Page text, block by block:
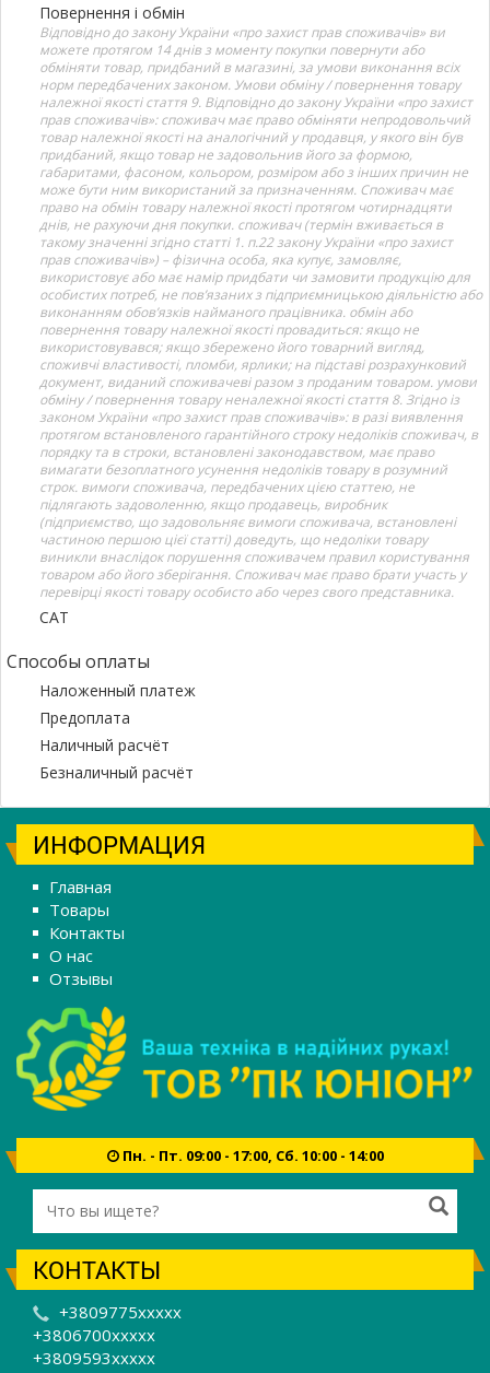
Повернення і обмін
Відповідно до закону України «про захист прав споживачів» ви
можете протягом 14 днів з моменту покупки повернути або
обміняти товар, придбаний в магазині, за умови виконання всіх
норм передбачених законом. Умови обміну / повернення товару
належної якості стаття 9. Відповідно до закону України «про захист
прав споживачів»: споживач має право обміняти непродовольчий
товар належної якості на аналогічний у продавця, у якого він був
придбаний, якщо товар не задовольнив його за формою,
габаритами, фасоном, кольором, розміром або з інших причин не
може бути ним використаний за призначенням. Споживач має
право на обмін товару належної якості протягом чотирнадцяти
днів, не рахуючи дня покупки. споживач (термін вживається в
такому значенні згідно статті 1. п.22 закону України «про захист
прав споживачів») – фізична особа, яка купує, замовляє,
використовує або має намір придбати чи замовити продукцію для
особистих потреб, не пов’язаних з підприємницькою діяльністю або
виконанням обов’язків найманого працівника. обмін або
повернення товару належної якості провадиться: якщо не
використовувався; якщо збережено його товарний вигляд,
споживчі властивості, пломби, ярлики; на підставі розрахунковий
документ, виданий споживачеві разом з проданим товаром. умови
обміну / повернення товару неналежної якості стаття 8. Згідно із
законом України «про захист прав споживачів»: в разі виявлення
протягом встановленого гарантійного строку недоліків споживач, в
порядку та в строки, встановлені законодавством, має право
вимагати безоплатного усунення недоліків товару в розумний
строк. вимоги споживача, передбачених цією статтею, не
підлягають задоволенню, якщо продавець, виробник
(підприємство, що задовольняє вимоги споживача, встановлені
частиною першою цієї статті) доведуть, що недоліки товару
виникли внаслідок порушення споживачем правил користування
товаром або його зберігання. Споживач має право брати участь у
перевірці якості товару особисто або через свого представника.
САТ
Способы оплаты
Наложенный платеж
Предоплата
Наличный расчёт
Безналичный расчёт
ИНФОРМАЦИЯ
Главная
Товары
Контакты
О нас
Отзывы
Пн. - Пт. 09:00 - 17:00, Сб. 10:00 - 14:00
КОНТАКТЫ
+3809775xxxxx
+3806700xxxxx
+3809593xxxxx